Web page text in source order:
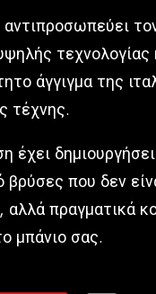
τεχνολογίας
άγγιγμα της
τέχνης.
έχει
βρύσες που δεν
αλλά πραγματικά
μπάνιο σας.